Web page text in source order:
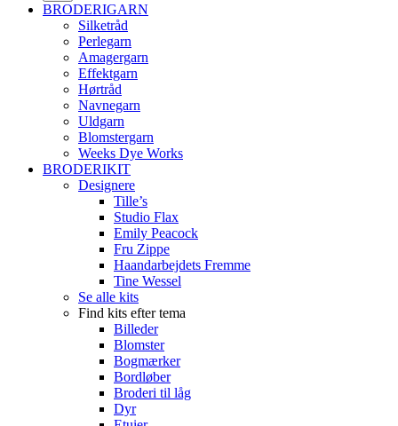
BRODERIGARN
Silketråd
Perlegarn
Amagergarn
Effektgarn
Hørtråd
Navnegarn
Uldgarn
Blomstergarn
Weeks Dye Works
BRODERIKIT
Designere
Tille’s
Studio Flax
Emily Peacock
Fru Zippe
Haandarbejdets Fremme
Tine Wessel
Se alle kits
Find kits efter tema
Billeder
Blomster
Bogmærker
Bordløber
Broderi til låg
Dyr